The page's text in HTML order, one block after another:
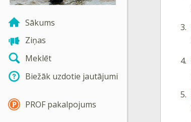
Sākums
Ziņas
Meklēt
Biežāk uzdotie jautājumi
PROF pakalpojums
3.
4.
5.